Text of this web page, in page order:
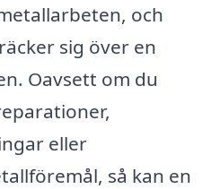
och
sig över en
Oavsett om du
eller
så kan en